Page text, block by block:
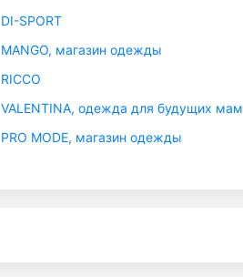
DI-SPORT
MANGO, магазин одежды
RICCO
VALENTINA, одежда для будущих мам
PRO MODE, магазин одежды